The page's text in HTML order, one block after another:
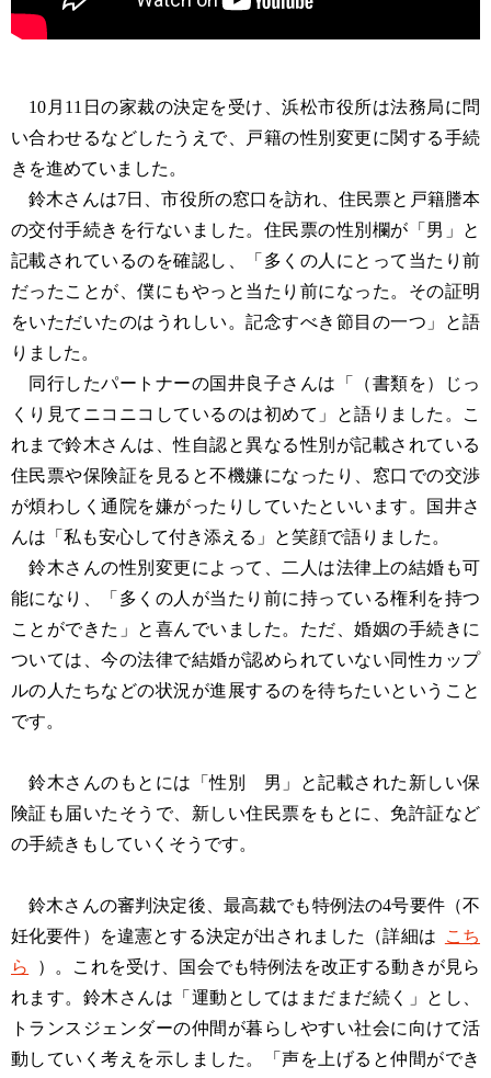
10月11日の家裁の決定を受け、浜松市役所は法務局に問
い合わせるなどしたうえで、戸籍の性別変更に関する手続
きを進めていました。
鈴木さんは7日、市役所の窓口を訪れ、住民票と戸籍謄本
の交付手続きを行ないました。住民票の性別欄が「男」と
記載されているのを確認し、「多くの人にとって当たり前
だったことが、僕にもやっと当たり前になった。その証明
をいただいたのはうれしい。記念すべき節目の一つ」と語
りました。
同行したパートナーの国井良子さんは「（書類を）じっ
くり見てニコニコしているのは初めて」と語りました。こ
れまで鈴木さんは、性自認と異なる性別が記載されている
住民票や保険証を見ると不機嫌になったり、窓口での交渉
が煩わしく通院を嫌がったりしていたといいます。国井さ
んは「私も安心して付き添える」と笑顔で語りました。
鈴木さんの性別変更によって、二人は法律上の結婚も可
能になり、「多くの人が当たり前に持っている権利を持つ
ことができた」と喜んでいました。ただ、婚姻の手続きに
ついては、今の法律で結婚が認められていない同性カップ
ルの人たちなどの状況が進展するのを待ちたいということ
です。
鈴木さんのもとには「性別 男」と記載された新しい保
険証も届いたそうで、新しい住民票をもとに、免許証など
の手続きもしていくそうです。
鈴木さんの審判決定後、最高裁でも特例法の4号要件（不
妊化要件）を違憲とする決定が出されました（詳細は
こち
ら
）。これを受け、国会でも特例法を改正する動きが見ら
れます。鈴木さんは「運動としてはまだまだ続く」とし、
トランスジェンダーの仲間が暮らしやすい社会に向けて活
動していく考えを示しました。「声を上げると仲間ができ